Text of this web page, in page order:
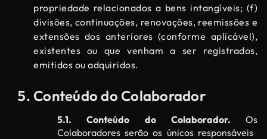
propriedade relacionados a bens intangíveis; (f)
divisões, continuações, renovações, reemissões e
extensões dos anteriores (conforme aplicável),
existentes ou que venham a ser registrados,
emitidos ou adquiridos.
Conteúdo do Colaborador
5.1. Conteúdo do Colaborador. Os
Colaboradores serão os únicos responsáveis ​​